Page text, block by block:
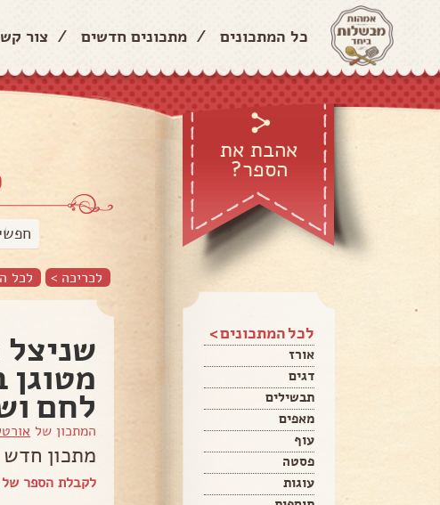
כל המתכונים / מתכונים חדשים / צור
אהבת את
הספר?
לכל המתכונים >
אורז
דגים
תבשילים
מאפים
עוף
פסטה
עוגות
לכריכה > לכל
מטוגן
לחם
המתכון של
מתכון
לקבלת הספר של